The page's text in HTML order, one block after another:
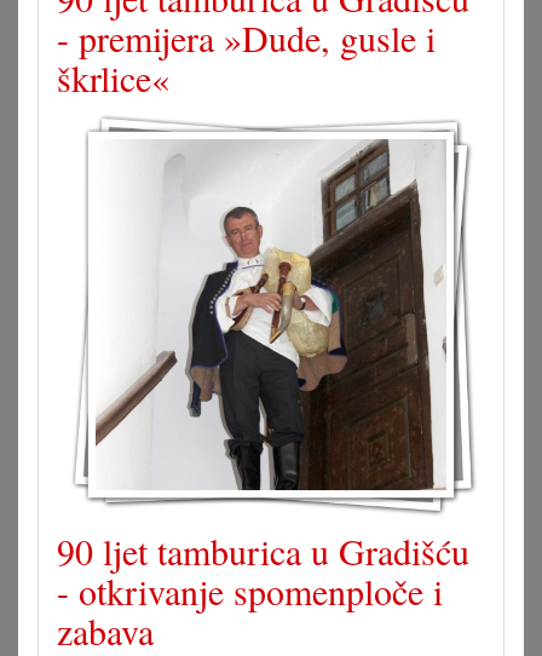
- premijera »Dude, gusle i
škrlice«
90 ljet tamburica u Gradišću
- otkrivanje spomenploče i
zabava